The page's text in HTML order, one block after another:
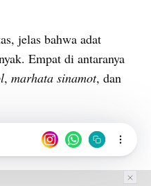
jelas bahwa adat
Empat di antaranya
, marhata sinamot